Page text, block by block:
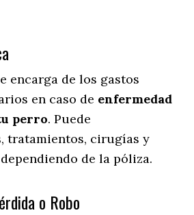
encarga de los gastos
en caso de enfermedad
perro. Puede
tratamientos, cirugías y
de la póliza.
o Robo